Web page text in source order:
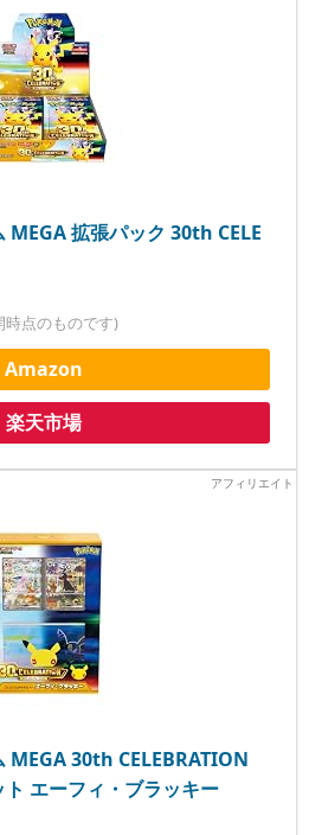
MEGA 拡張パック 30th CELE
時点のものです)
Amazon
楽天市場
MEGA 30th CELEBRATION
エーフィ・ブラッキー